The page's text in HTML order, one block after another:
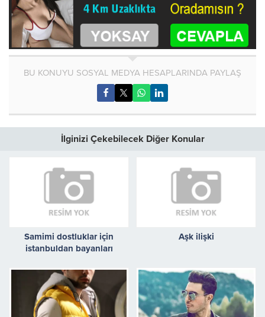
BU KONUYU SOSYAL MEDYA HESAPLARINDA PAYLAŞ
İlginizi Çekebilecek Diğer Konular
Samimi dostluklar için
istanbuldan bayanları
Aşk ilişki